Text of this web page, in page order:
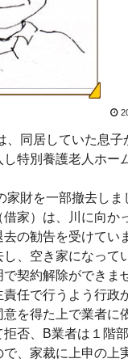
、同居していた息子
し特別養護老人ホー
家財を一部撤去しま
借家）は、川に向か
の勧告を受けてい
、空き家になって
契約解除ができま
任で行うよう行政
を得た上で業者に
否、B業者は１階
、家裁に上申の上